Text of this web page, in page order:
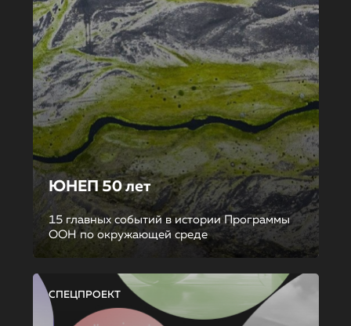
ЮНЕП 50 лет
15 главных событий в истории Программы
ООН по окружающей среде
СПЕЦПРОЕКТ